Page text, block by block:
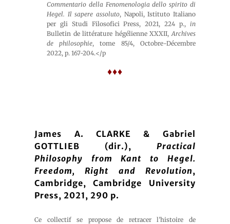
Commentario della Fenomenologia dello spirito di
Hegel. Il sapere assoluto, Napoli, Istituto Italiano
per gli Studi Filosofici Press, 2021, 224 p., in
Bulletin de littérature hégélienne XXXII,Archives
de philosophie, tome 85/4, Octobre-Décembre
2022, p. 167-204.</p
♦♦♦
James A. CLARKE & Gabriel
GOTTLIEB (dir.), Practical
Philosophy from Kant to Hegel.
Freedom, Right and Revolution,
Cambridge, Cambridge University
Press, 2021, 290 p.
Ce collectif se propose de retracer l’histoire de